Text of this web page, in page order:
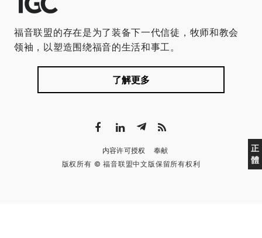
正
體
福音联盟的存在是为了装备下一代信徒，牧师和教会
领袖，以塑造围绕福音的生活和事工。
了解更多
内容许可授权
奉献
版权所有 © 福音联盟中文版保留所有权利